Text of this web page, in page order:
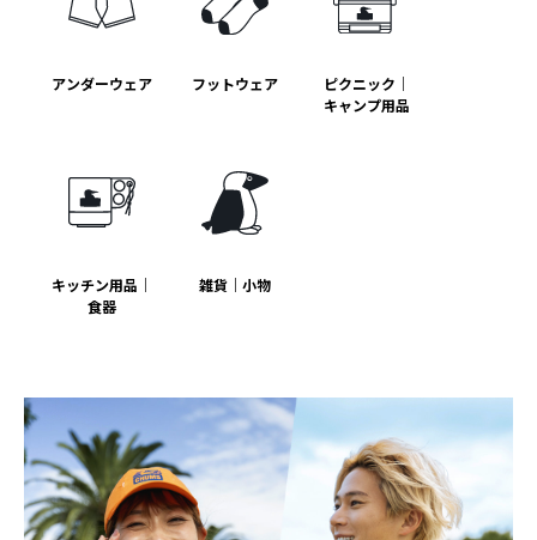
アンダーウェア フットウェア
ピクニック｜
キャンプ用品
キッチン用品｜
食器
雑貨｜小物